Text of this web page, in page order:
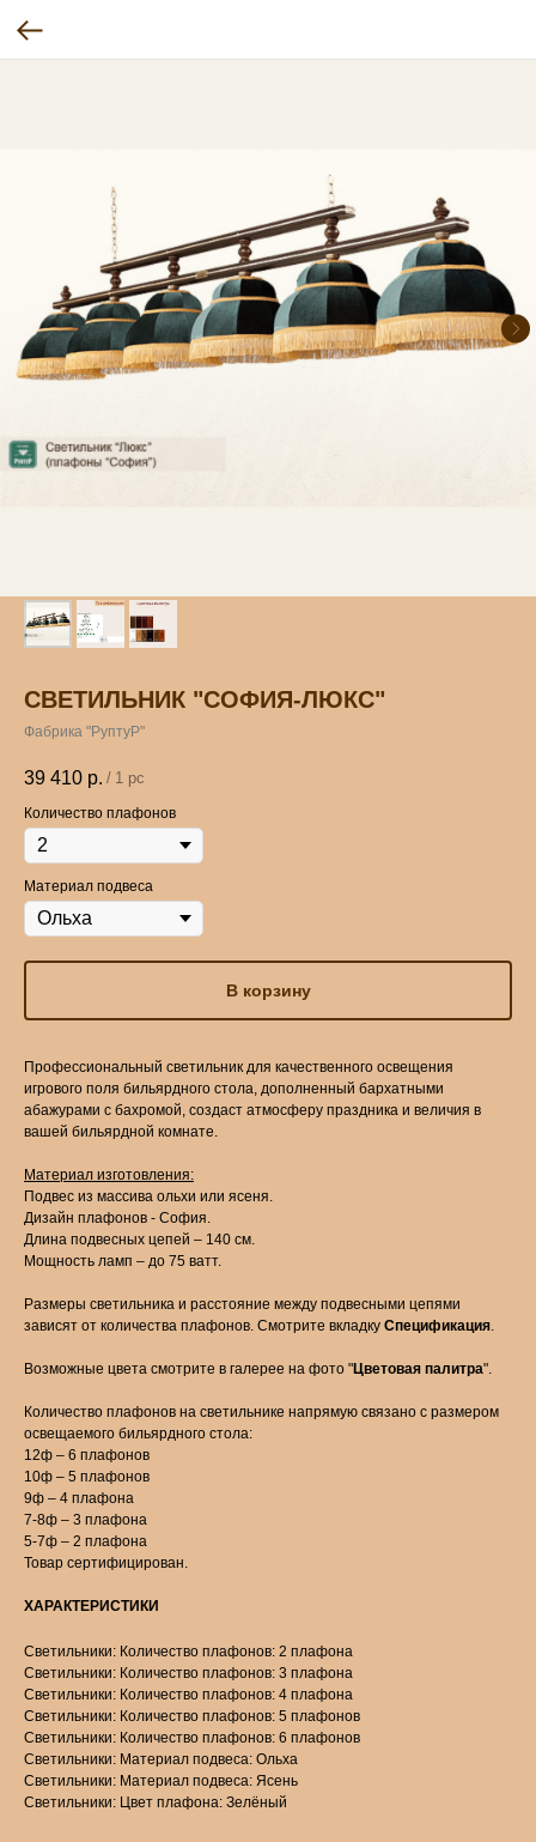
СВЕТИЛЬНИК "СОФИЯ-ЛЮКС"
Фабрика "РуптуР"
39 410 р. / 1 pc
Количество плафонов
Материал подвеса
В корзину
Профессиональный светильник для качественного освещения
игрового поля бильярдного стола, дополненный бархатными
абажурами с бахромой, создаст атмосферу праздника и величия в
вашей бильярдной комнате.
Материал изготовления:
Подвес из массива ольхи или ясеня.
Дизайн плафонов - София.
Длина подвесных цепей – 140 см.
Мощность ламп – до 75 ватт.
Размеры светильника и расстояние между подвесными цепями
зависят от количества плафонов. Смотрите вкладку Спецификация.
Возможные цвета смотрите в галерее на фото "Цветовая палитра".
Количество плафонов на светильнике напрямую связано с размером
освещаемого бильярдного стола:
12ф – 6 плафонов
10ф – 5 плафонов
9ф – 4 плафона
7-8ф – 3 плафона
5-7ф – 2 плафона
Товар сертифицирован.
ХАРАКТЕРИСТИКИ
Светильники: Количество плафонов: 2 плафона
Светильники: Количество плафонов: 3 плафона
Светильники: Количество плафонов: 4 плафона
Светильники: Количество плафонов: 5 плафонов
Светильники: Количество плафонов: 6 плафонов
Светильники: Материал подвеса: Ольха
Светильники: Материал подвеса: Ясень
Светильники: Цвет плафона: Зелёный